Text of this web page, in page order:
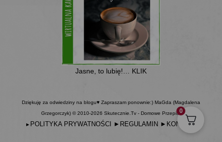
Jasne, to lubię!… KLIK
Dziękuję za odwiedziny na blogu♥ Zapraszam ponownie:) MaGda (Magdalena
Grzegorczyk) © 2010-2026 Skutecznie.Tv - Domowe Przepisy
► POLITYKA PRYWATNOŚCI ► REGULAMIN ► KONTAKT
0